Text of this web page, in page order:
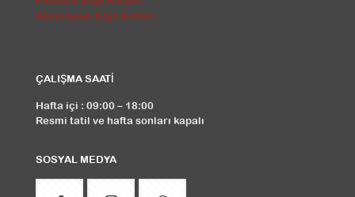
Alüminyum Kapı Kolları
ÇALIŞMA SAATİ
Hafta içi : 09:00 – 18:00
Resmi tatil ve hafta sonları kapalı
SOSYAL MEDYA